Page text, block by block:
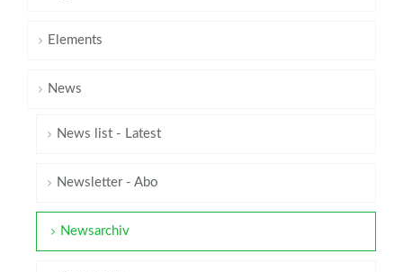
Elements
News
News list - Latest
Newsletter - Abo
Newsarchiv